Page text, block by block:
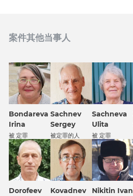
案件其他当事人
Bondareva
Irina
被 定罪
Sachnev
Sergey
被定罪的人
Sachneva
Ulita
被 定罪
Dorofeev
Kovadnev
Nikitin Ivan